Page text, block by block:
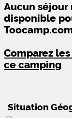
Aucun
disponible
Comparez
ce camping
Situation